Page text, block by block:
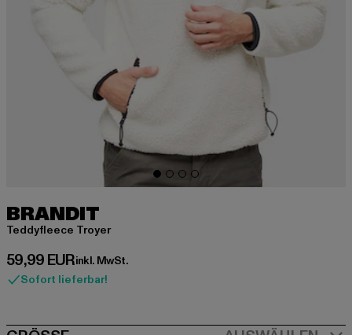
BRANDIT
Teddyfleece Troyer
59,99 EUR
Derzeitiger Preis: 59,99 EUR
inkl. MwSt.
Sofort lieferbar!